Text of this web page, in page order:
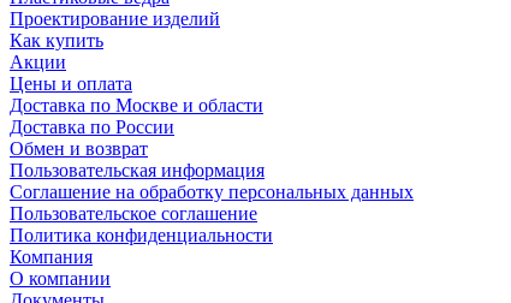
Проектирование изделий
Как купить
Акции
Цены и оплата
Доставка по Москве и области
Доставка по России
Обмен и возврат
Пользовательская информация
Соглашение на обработку персональных данных
Пользовательское соглашение
Политика конфиденциальности
Компания
О компании